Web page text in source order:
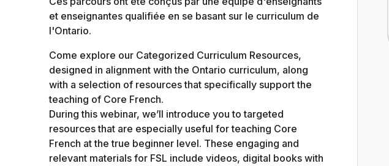
et enseignantes qualifiée en se basant sur le curriculum de
l'Ontario.
Come explore our Categorized Curriculum Resources,
designed in alignment with the Ontario curriculum, along
with a selection of resources that specifically support the
teaching of Core French.
During this webinar, we’ll introduce you to targeted
resources that are especially useful for teaching Core
French at the true beginner level. These engaging and
relevant materials for FSL include videos, digital books with